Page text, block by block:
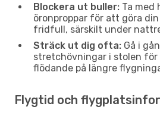
Blockera ut buller: Ta med
öronproppar för att göra
fridfull, särskilt under
Sträck ut dig ofta: Gå i
stretchövningar i stolen
flödande på längre
Flygtid och